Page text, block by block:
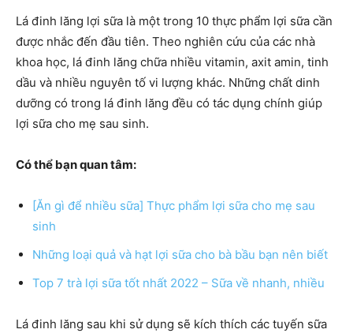
Lá đinh lăng lợi sữa là một trong 10 thực phẩm lợi sữa cần
được nhắc đến đầu tiên. Theo nghiên cứu của các nhà
khoa học, lá đinh lăng chữa nhiều vitamin, axit amin, tinh
dầu và nhiều nguyên tố vi lượng khác. Những chất dinh
dưỡng có trong lá đinh lăng đều có tác dụng chính giúp
lợi sữa cho mẹ sau sinh.
Có thể bạn quan tâm:
[Ăn gì để nhiều sữa] Thực phẩm lợi sữa cho mẹ sau
sinh
Những loại quả và hạt lợi sữa cho bà bầu bạn nên biết
Top 7 trà lợi sữa tốt nhất 2022 – Sữa về nhanh, nhiều
Lá đinh lăng sau khi sử dụng sẽ kích thích các tuyến sữa